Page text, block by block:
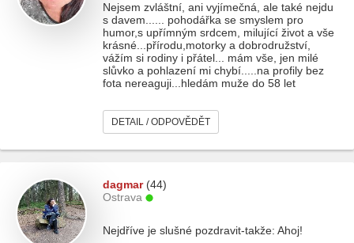
Nejsem zvláštní, ani vyjímečná, ale také nejdu
s davem...... pohodářka se smyslem pro
humor,s upřímným srdcem, milující život a vše
krásné...přírodu,motorky a dobrodružství,
vážím si rodiny i přátel... mám vše, jen milé
slůvko a pohlazení mi chybí.....na profily bez
fota nereaguji...hledám muže do 58 let
DETAIL / ODPOVĚDĚT
dagmar(44)
Ostrava
Nejdříve je slušné pozdravit-takže: Ahoj!